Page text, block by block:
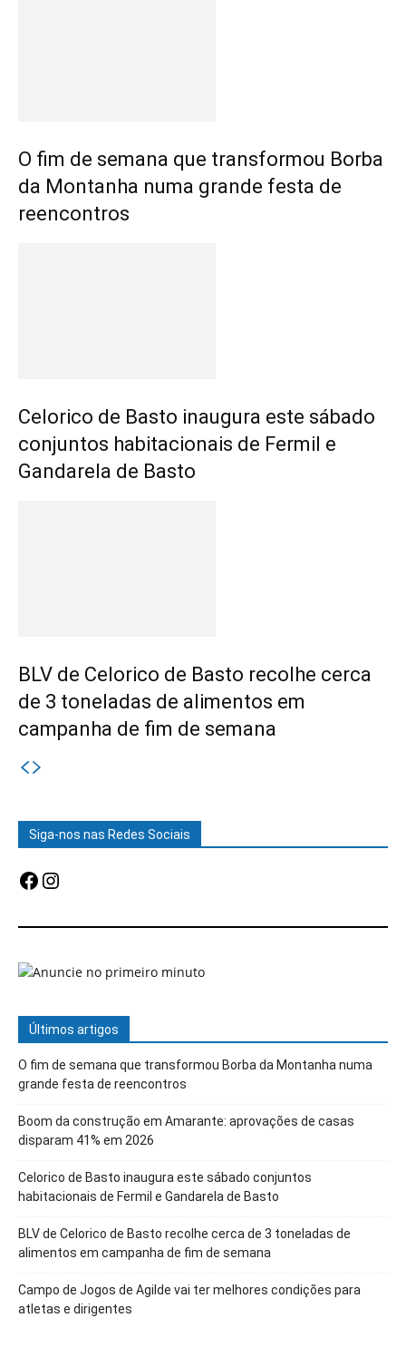
O fim de semana que transformou Borba
da Montanha numa grande festa de
reencontros
Celorico de Basto inaugura este sábado
conjuntos habitacionais de Fermil e
Gandarela de Basto
BLV de Celorico de Basto recolhe cerca
de 3 toneladas de alimentos em
campanha de fim de semana
Siga-nos nas Redes Sociais
Facebook
Instagram
Últimos artigos
O fim de semana que transformou Borba da Montanha numa
grande festa de reencontros
Boom da construção em Amarante: aprovações de casas
disparam 41% em 2026
Celorico de Basto inaugura este sábado conjuntos
habitacionais de Fermil e Gandarela de Basto
BLV de Celorico de Basto recolhe cerca de 3 toneladas de
alimentos em campanha de fim de semana
Campo de Jogos de Agilde vai ter melhores condições para
atletas e dirigentes